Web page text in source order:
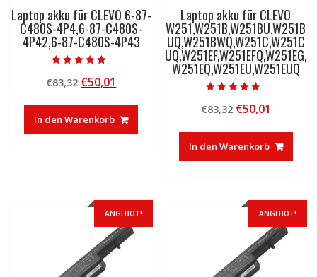
Laptop akku für CLEVO 6-87-
C480S-4P4,6-87-C480S-
4P42,6-87-C480S-4P43
5.00
von 5
€83,32 Ursprünglicher
war:
€83,32
€50,01
ist:
€50,01.
In den Warenkorb
Laptop akku für CLEVO
W251,W251B,W251BU,W251B
UQ,W251BWQ,W251C,W251C
UQ,W251EF,W251EFQ,W251EG,
W251EQ,W251EU,W251EUQ
5.00
von 5
€83,32 Ursprünglicher
war:
€83,32
€50,01
ist:
€50,01.
In den Warenkorb
ANGEBOT! ANGEBOT!